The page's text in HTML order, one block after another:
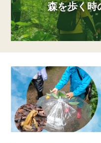
森を歩く時